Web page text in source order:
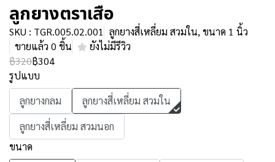
ลูกยางตราเสือ
SKU : TGR.005.02.001
ลูกยางสี่เหลี่ยม สวมใน, ขนาด 1 นิ้ว
ขายแล้ว 0 ชิ้น
ยังไม่มีรีวิว
฿320฿304
รูปแบบ
ลูกยางกลม
ลูกยางสี่เหลี่ยม สวมใน
ลูกยางสี่เหลี่ยม สวมนอก
ขนาด